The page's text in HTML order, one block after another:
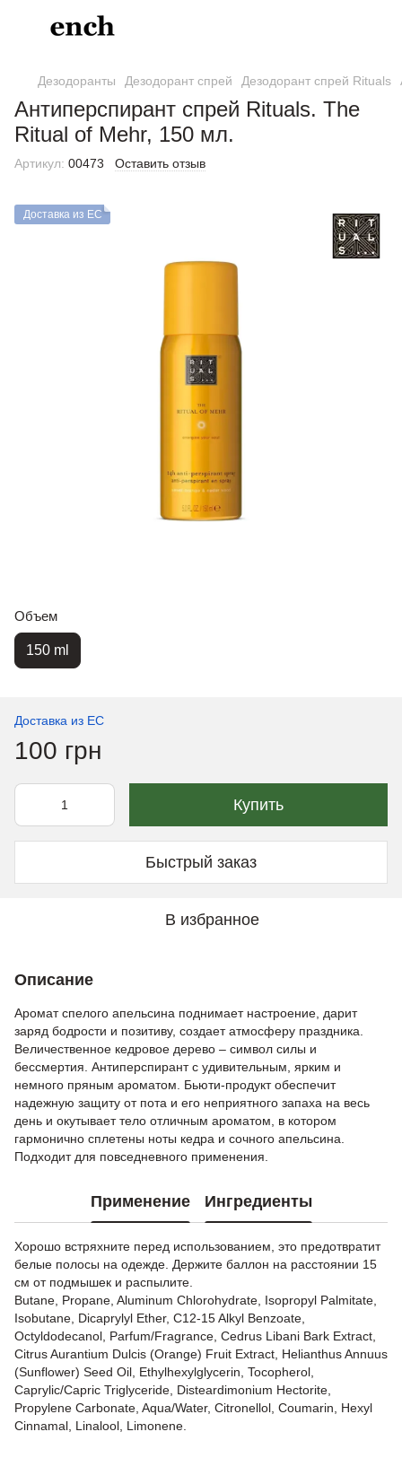
Дезодоранты Дезодорант спрей Дезодорант спрей Rituals
Антиперспирант спрей Rituals. The
Ritual of Mehr, 150 мл.
Артикул: 00473 Оставить отзыв
Доставка из ЕС
Объем
150 ml
Доставка из ЕС
100 грн
Купить
Быстрый заказ
В избранное
Описание
Аромат спелого апельсина поднимает настроение, дарит
заряд бодрости и позитиву, создает атмосферу праздника.
Величественное кедровое дерево – символ силы и
бессмертия. Антиперспирант с удивительным, ярким и
немного пряным ароматом. Бьюти-продукт обеспечит
надежную защиту от пота и его неприятного запаха на весь
день и окутывает тело отличным ароматом, в котором
гармонично сплетены ноты кедра и сочного апельсина.
Подходит для повседневного применения.
Применение Ингредиенты
Хорошо встряхните перед использованием, это предотвратит
белые полосы на одежде. Держите баллон на расстоянии 15
см от подмышек и распылите.
Butane, Propane, Aluminum Chlorohydrate, Isopropyl Palmitate,
Isobutane, Dicaprylyl Ether, C12-15 Alkyl Benzoate,
Octyldodecanol, Parfum/Fragrance, Cedrus Libani Bark Extract,
Citrus Aurantium Dulcis (Orange) Fruit Extract, Helianthus Annuus
(Sunflower) Seed Oil, Ethylhexylglycerin, Tocopherol,
Caprylic/Capric Triglyceride, Disteardimonium Hectorite,
Propylene Carbonate, Aqua/Water, Citronellol, Coumarin, Hexyl
Cinnamal, Linalool, Limonene.